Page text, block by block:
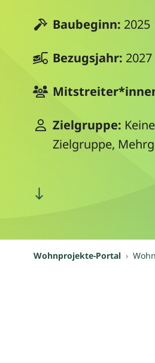
Baubeginn: 2025
Bezugsjahr: 2027
Zielgruppe:
Zielgruppe,
Wohnprojekte-Portal